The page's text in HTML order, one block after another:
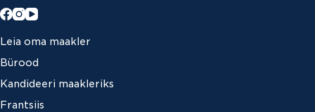
Leia oma maakler
Bürood
Kandideeri maakleriks
Frantsiis